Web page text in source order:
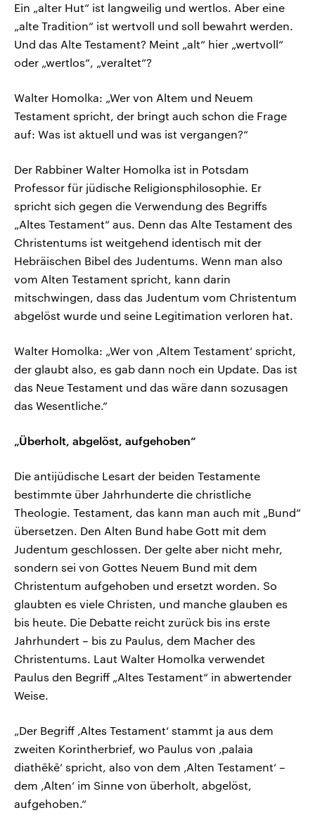
Ein „alter Hut“ ist langweilig und wertlos. Aber eine
„alte Tradition“ ist wertvoll und soll bewahrt werden.
Und das Alte Testament? Meint „alt“ hier „wertvoll“
oder „wertlos“, „veraltet“?
Walter Homolka: „Wer von Altem und Neuem
Testament spricht, der bringt auch schon die Frage
auf: Was ist aktuell und was ist vergangen?“
Der Rabbiner Walter Homolka ist in Potsdam
Professor für jüdische Religionsphilosophie. Er
spricht sich gegen die Verwendung des Begriffs
„Altes Testament“ aus. Denn das Alte Testament des
Christentums ist weitgehend identisch mit der
Hebräischen Bibel des Judentums. Wenn man also
vom Alten Testament spricht, kann darin
mitschwingen, dass das Judentum vom Christentum
abgelöst wurde und seine Legitimation verloren hat.
Walter Homolka: „Wer von ‚Altem Testament‘ spricht,
der glaubt also, es gab dann noch ein Update. Das ist
das Neue Testament und das wäre dann sozusagen
das Wesentliche.“
„Überholt, abgelöst, aufgehoben“
Die antijüdische Lesart der beiden Testamente
bestimmte über Jahrhunderte die christliche
Theologie. Testament, das kann man auch mit „Bund“
übersetzen. Den Alten Bund habe Gott mit dem
Judentum geschlossen. Der gelte aber nicht mehr,
sondern sei von Gottes Neuem Bund mit dem
Christentum aufgehoben und ersetzt worden. So
glaubten es viele Christen, und manche glauben es
bis heute. Die Debatte reicht zurück bis ins erste
Jahrhundert – bis zu Paulus, dem Macher des
Christentums. Laut Walter Homolka verwendet
Paulus den Begriff „Altes Testament“ in abwertender
Weise.
„Der Begriff ‚Altes Testament‘ stammt ja aus dem
zweiten Korintherbrief, wo Paulus von ‚palaia
diathēkē‘ spricht, also von dem ‚Alten Testament‘ –
dem ‚Alten‘ im Sinne von überholt, abgelöst,
aufgehoben.“